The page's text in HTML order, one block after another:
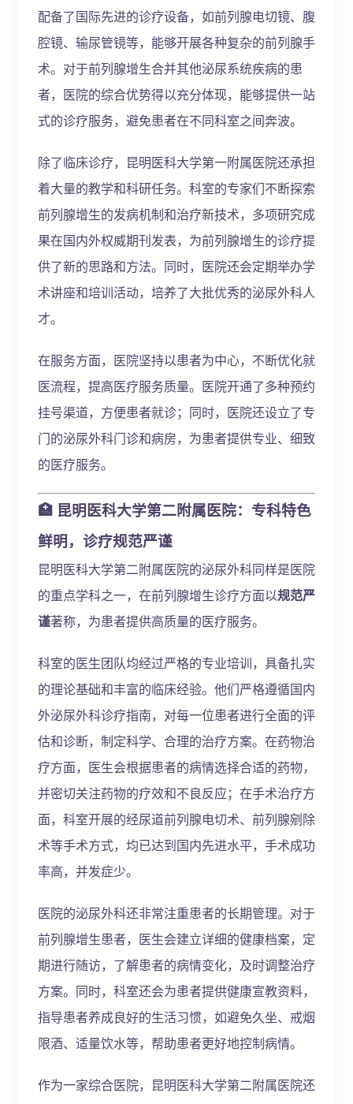
配备了国际先进的诊疗设备，如前列腺电切镜、腹
腔镜、输尿管镜等，能够开展各种复杂的前列腺手
术。对于前列腺增生合并其他泌尿系统疾病的患
者，医院的综合优势得以充分体现，能够提供一站
式的诊疗服务，避免患者在不同科室之间奔波。
除了临床诊疗，昆明医科大学第一附属医院还承担
着大量的教学和科研任务。科室的专家们不断探索
前列腺增生的发病机制和治疗新技术，多项研究成
果在国内外权威期刊发表，为前列腺增生的诊疗提
供了新的思路和方法。同时，医院还会定期举办学
术讲座和培训活动，培养了大批优秀的泌尿外科人
才。
在服务方面，医院坚持以患者为中心，不断优化就
医流程，提高医疗服务质量。医院开通了多种预约
挂号渠道，方便患者就诊；同时，医院还设立了专
门的泌尿外科门诊和病房，为患者提供专业、细致
的医疗服务。
🏥 昆明医科大学第二附属医院：专科特色
鲜明，诊疗规范严谨
昆明医科大学第二附属医院的泌尿外科同样是医院
的重点学科之一，在前列腺增生诊疗方面以规范严
谨著称，为患者提供高质量的医疗服务。
科室的医生团队均经过严格的专业培训，具备扎实
的理论基础和丰富的临床经验。他们严格遵循国内
外泌尿外科诊疗指南，对每一位患者进行全面的评
估和诊断，制定科学、合理的治疗方案。在药物治
疗方面，医生会根据患者的病情选择合适的药物，
并密切关注药物的疗效和不良反应；在手术治疗方
面，科室开展的经尿道前列腺电切术、前列腺剜除
术等手术方式，均已达到国内先进水平，手术成功
率高，并发症少。
医院的泌尿外科还非常注重患者的长期管理。对于
前列腺增生患者，医生会建立详细的健康档案，定
期进行随访，了解患者的病情变化，及时调整治疗
方案。同时，科室还会为患者提供健康宣教资料，
指导患者养成良好的生活习惯，如避免久坐、戒烟
限酒、适量饮水等，帮助患者更好地控制病情。
作为一家综合医院，昆明医科大学第二附属医院还